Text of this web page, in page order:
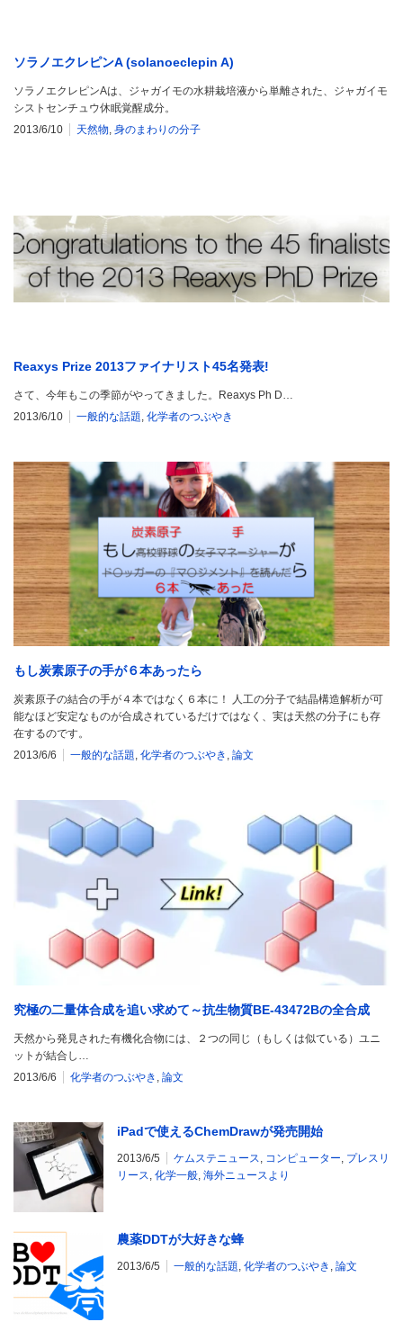
ソラノエクレピンA (solanoeclepin A)
ソラノエクレピンAは、ジャガイモの水耕栽培液から単離された、ジャガイモ
シストセンチュウ休眠覚醒成分。
2013/6/10
天然物, 身のまわりの分子
Reaxys Prize 2013ファイナリスト45名発表!
さて、今年もこの季節がやってきました。Reaxys Ph D…
2013/6/10
一般的な話題, 化学者のつぶやき
もし炭素原子の手が６本あったら
炭素原子の結合の手が４本ではなく６本に！ 人工の分子で結晶構造解析が可
能なほど安定なものが合成されているだけではなく、実は天然の分子にも存
在するのです。
2013/6/6
一般的な話題, 化学者のつぶやき , 論文
究極の二量体合成を追い求めて～抗生物質BE-43472Bの全合成
天然から発見された有機化合物には、２つの同じ（もしくは似ている）ユニ
ットが結合し…
2013/6/6
化学者のつぶやき 論文
iPadで使えるChemDrawが発売開始
2013/6/5 ケムステニュース コンピューター プレスリ
リース 化学一般 海外ニュースより
農薬DDTが大好きな蜂
2013/6/5 一般的な話題 化学者のつぶやき 論文